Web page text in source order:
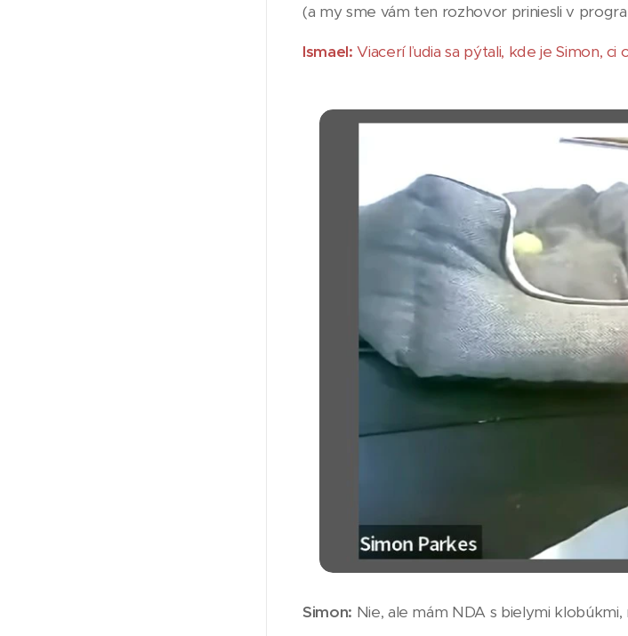
(a my sme vám ten rozhovor priniesli v
Ismael:Viacerí ľudia sa pýtali, kde je Simon, ci
Simon: Nie, ale mám NDA s bielymi